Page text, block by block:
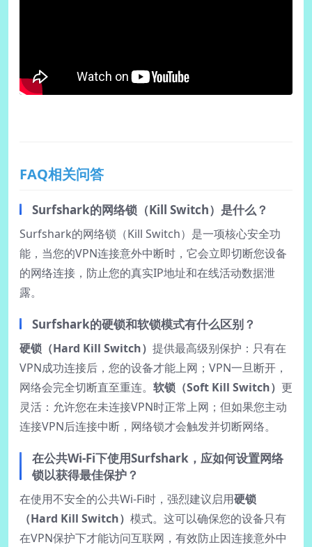
FAQ相关问答
Surfshark的网络锁（Kill Switch）是什么？
Surfshark的网络锁（Kill Switch）是一项核心安全功
能，当您的VPN连接意外中断时，它会立即切断您设备
的网络连接，防止您的真实IP地址和在线活动数据泄
露。
Surfshark的硬锁和软锁模式有什么区别？
硬锁（Hard Kill Switch） 提供最高级别保护：只有在
VPN成功连接后，您的设备才能上网；VPN一旦断开，
网络会完全切断直至重连。 软锁（Soft Kill Switch） 更
灵活：允许您在未连接VPN时正常上网；但如果您主动
连接VPN后连接中断，网络锁才会触发并切断网络。
在公共Wi-Fi下使用Surfshark，应如何设置网络
锁以获得最佳保护？
在使用不安全的公共Wi-Fi时，强烈建议启用硬锁
（Hard Kill Switch） 模式。这可以确保您的设备只有
在VPN保护下才能访问互联网，有效防止因连接意外中